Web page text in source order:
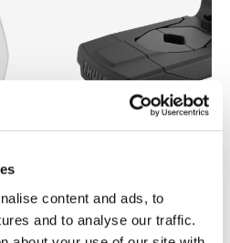
content and ads, to
and to analyse our traffic.
Thule Yepp front adapter
adaptador